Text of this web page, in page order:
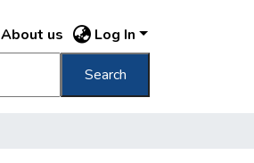
About us Log In
Search